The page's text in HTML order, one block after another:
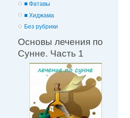
■ Фатавы
■ Хиджама
Без рубрики
Основы лечения по
Сунне. Часть 1